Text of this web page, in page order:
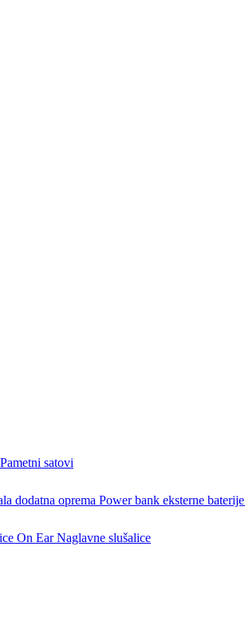
Pametni satovi
dodatna oprema Power bank eksterne baterije
On Ear Naglavne slušalice